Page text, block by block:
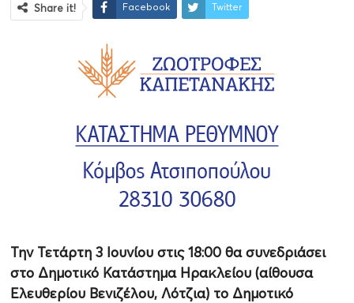
Share it! Facebook Twitter
Την Τετάρτη 3 Ιουνίου στις 18:00 θα συνεδριάσει
στο Δημοτικό Κατάστημα Ηρακλείου (αίθουσα
Ελευθερίου Βενιζέλου, Λότζια) το Δημοτικό